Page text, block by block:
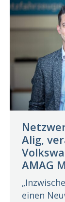
Alig,
AMAG
einen